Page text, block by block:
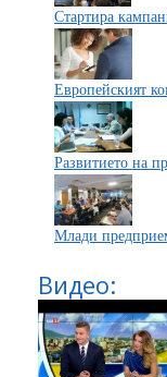
Стартира
Европейският
Развитието на
Млади
Видео: